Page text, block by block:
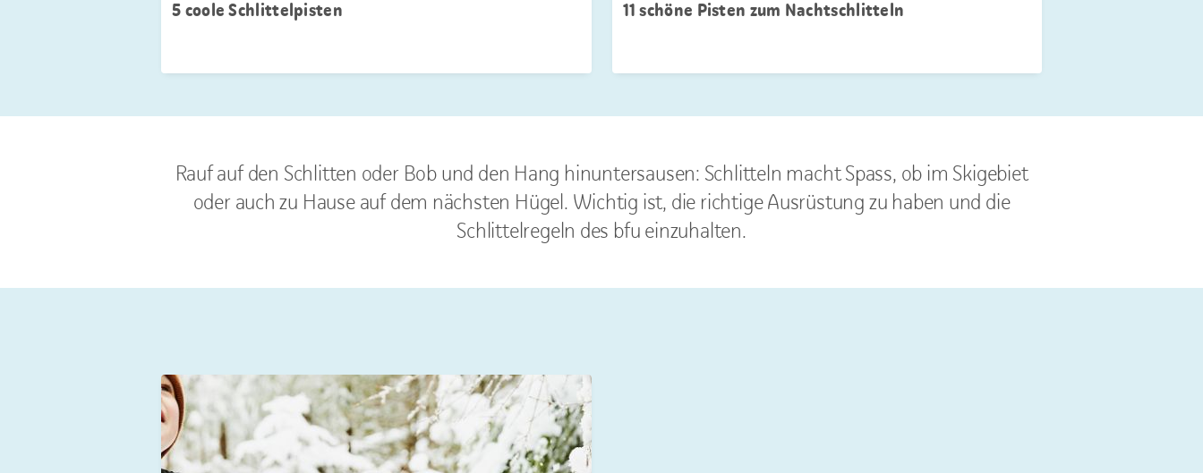
5 coole Schlittelpisten 11 schöne Pisten zum Nachtschlitteln
Rauf auf den Schlitten oder Bob und den Hang hinuntersausen: Schlitteln macht Spass, ob im Skigebiet
oder auch zu Hause auf dem nächsten Hügel. Wichtig ist, die richtige Ausrüstung zu haben und die
Schlittelregeln des bfu einzuhalten.